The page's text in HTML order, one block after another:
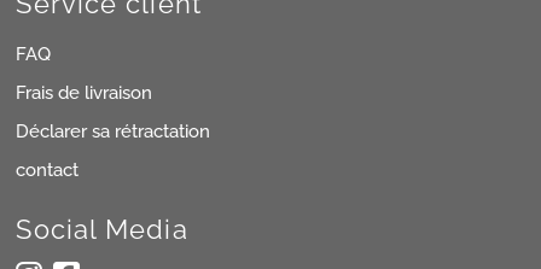
FAQ
Frais de livraison
Déclarer sa rétractation
contact
Social Media